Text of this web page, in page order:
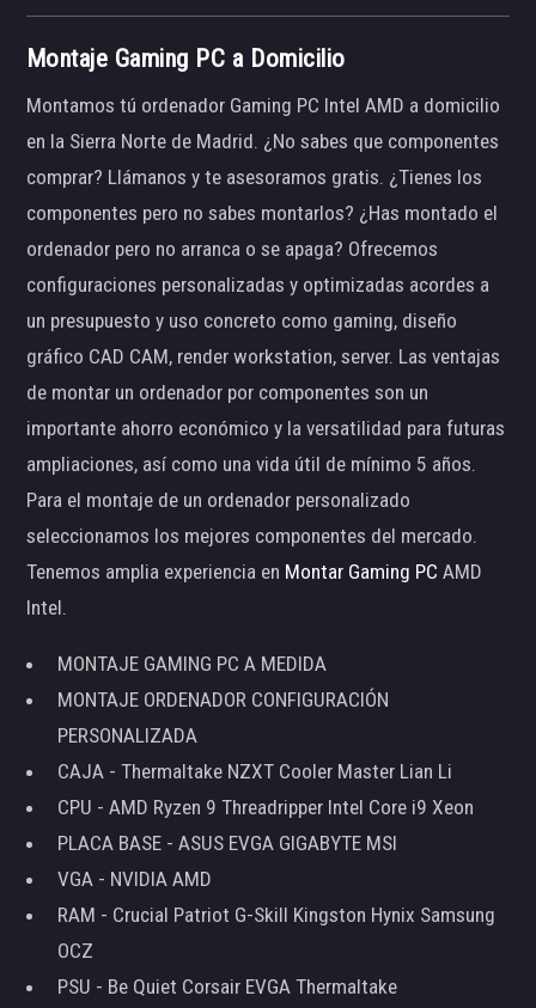
Montaje Gaming PC a Domicilio
Montamos tú ordenador Gaming PC Intel AMD a domicilio
en la Sierra Norte de Madrid. ¿No sabes que componentes
comprar? Llámanos y te asesoramos gratis. ¿Tienes los
componentes pero no sabes montarlos? ¿Has montado el
ordenador pero no arranca o se apaga? Ofrecemos
configuraciones personalizadas y optimizadas acordes a
un presupuesto y uso concreto como gaming, diseño
gráfico CAD CAM, render workstation, server. Las ventajas
de montar un ordenador por componentes son un
importante ahorro económico y la versatilidad para futuras
ampliaciones, así como una vida útil de mínimo 5 años.
Para el montaje de un ordenador personalizado
seleccionamos los mejores componentes del mercado.
Tenemos amplia experiencia en Montar Gaming PC AMD
Intel.
MONTAJE GAMING PC A MEDIDA
MONTAJE ORDENADOR CONFIGURACIÓN
PERSONALIZADA
CAJA - Thermaltake NZXT Cooler Master Lian Li
CPU - AMD Ryzen 9 Threadripper Intel Core i9 Xeon
PLACA BASE - ASUS EVGA GIGABYTE MSI
VGA - NVIDIA AMD
RAM - Crucial Patriot G-Skill Kingston Hynix Samsung
OCZ
PSU - Be Quiet Corsair EVGA Thermaltake